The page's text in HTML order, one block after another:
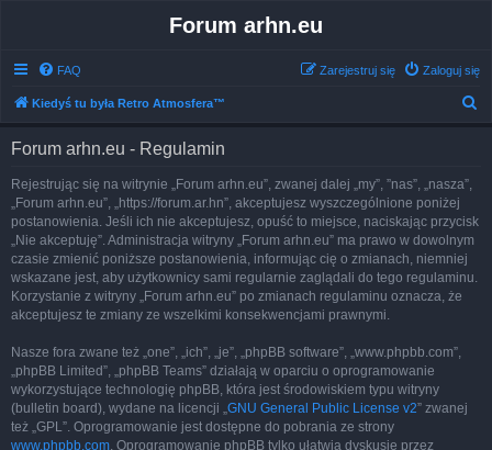
Forum arhn.eu
FAQ Zaloguj się
Zarejestruj się
Kiedyś tu była Retro Atmosfera™
Forum arhn.eu - Regulamin
Rejestrując się na witrynie „Forum arhn.eu”, zwanej dalej „my”, ”nas”, „nasza”,
„Forum arhn.eu”, „https://forum.ar.hn”, akceptujesz wyszczególnione poniżej
postanowienia. Jeśli ich nie akceptujesz, opuść to miejsce, naciskając przycisk
„Nie akceptuję”. Administracja witryny „Forum arhn.eu” ma prawo w dowolnym
czasie zmienić poniższe postanowienia, informując cię o zmianach, niemniej
wskazane jest, aby użytkownicy sami regularnie zaglądali do tego regulaminu.
Korzystanie z witryny „Forum arhn.eu” po zmianach regulaminu oznacza, że
akceptujesz te zmiany ze wszelkimi konsekwencjami prawnymi.
Nasze fora zwane też „one”, „ich”, „je”, „phpBB software”, „www.phpbb.com”,
„phpBB Limited”, „phpBB Teams” działają w oparciu o oprogramowanie
wykorzystujące technologię phpBB, która jest środowiskiem typu witryny
(bulletin board), wydane na licencji „GNU General Public License v2” zwanej
też „GPL”. Oprogramowanie jest dostępne do pobrania ze strony
www.phpbb.com. Oprogramowanie phpBB tylko ułatwia dyskusje przez